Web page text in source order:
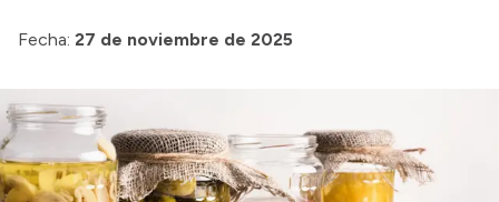
Consulta de pago a proveedores
Intranet
Fecha: 27 de noviembre de 2025